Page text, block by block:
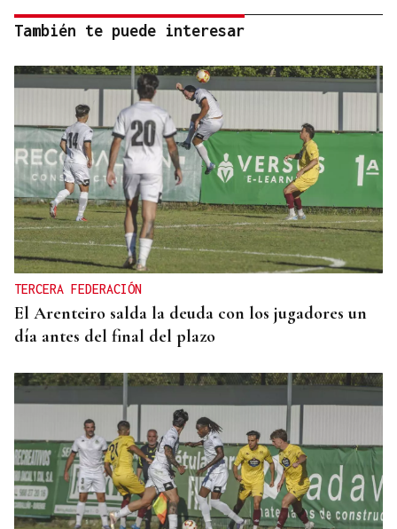
También te puede interesar
TERCERA FEDERACIÓN
El Arenteiro salda la deuda con los jugadores un
día antes del final del plazo